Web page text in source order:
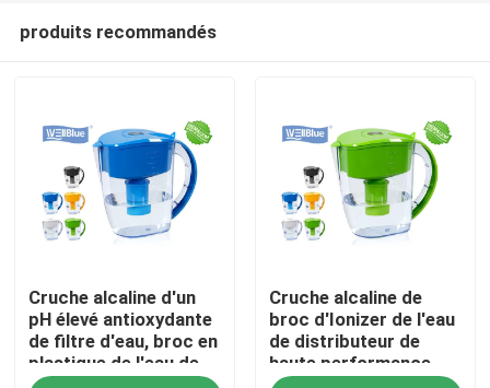
Accueil
produits recommandés
Cruche alcaline d'un
pH élevé antioxydante
de filtre d'eau, broc en
plastique de l'eau de
Cruche alcaline de
broc d'Ionizer de l'eau
de distributeur de
haute performance